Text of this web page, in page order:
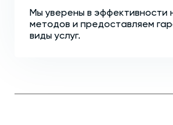
Мы уверены в эффективности
методов и предоставляем
виды услуг.